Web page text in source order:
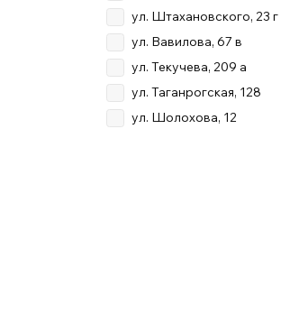
ул. Штахановского, 23 г
ул. Вавилова, 67 в
ул. Текучева, 209 а
ул. Таганрогская, 128
ул. Шолохова, 12